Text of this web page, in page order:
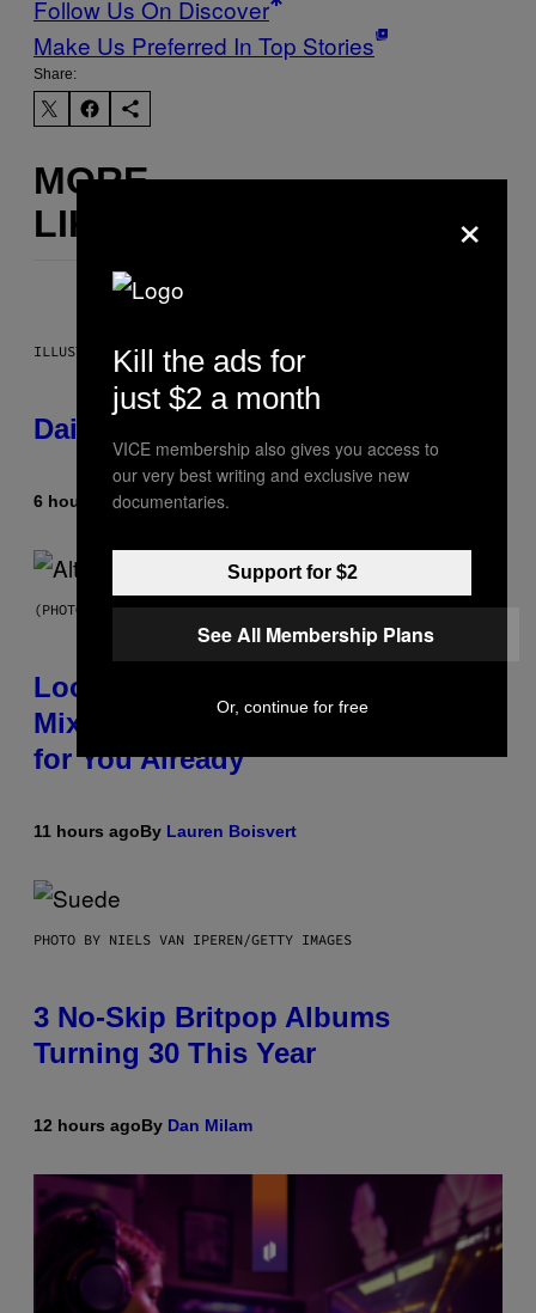
Follow Us On Discover
Make Us Preferred In Top Stories
Share:
MORE
LIKE THIS
ILLUSTRATION BY REESA.
Daily Horoscope: August 6, 2026
6 hours agoByAshley Fike
(PHOTO BY MICK HUTSON/REDFERNS)
Looking For the Perfect Alt-Rock
Mixtape for Your Boo? I Made It
for You Already
11 hours agoBy Lauren Boisvert
PHOTO BY NIELS VAN IPEREN/GETTY IMAGES
3 No-Skip Britpop Albums
Turning 30 This Year
12 hours agoBy Dan Milam
×
Kill the ads for
just $2 a month
VICE membership also gives you access to
our very best writing and exclusive new
documentaries.
Support for $2
See All Membership Plans
Or, continue for free